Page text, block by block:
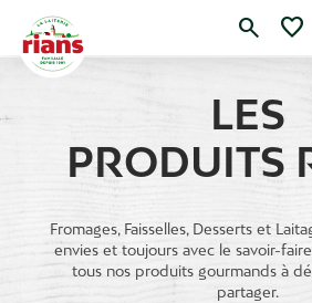
content
search favorite
LES
PRODUITS
Fromages, Faisselles, Desserts et
envies et toujours avec le savoir-
tous nos produits gourmands à
partager.